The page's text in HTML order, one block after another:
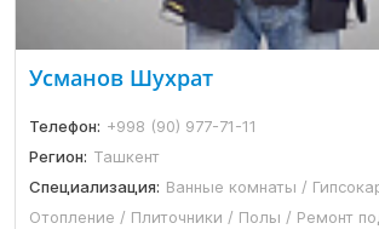
Усманов Шухрат
Телефон: +998 (90) 977-71-11
Регион: Ташкент
Специализация: Ванные комнаты /
Отопление / Плиточники / Полы / Ремонт